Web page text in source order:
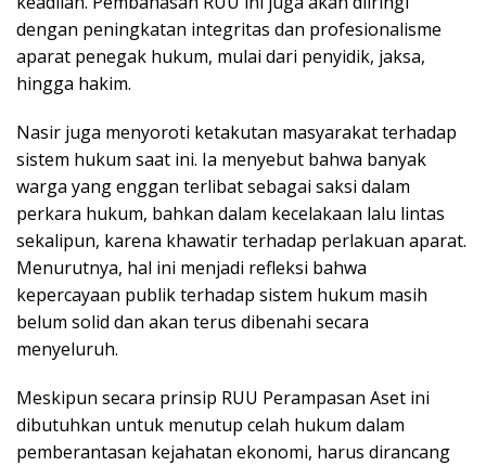
dengan peningkatan integritas dan profesionalisme
aparat penegak hukum, mulai dari penyidik, jaksa,
hingga hakim.
Nasir juga menyoroti ketakutan masyarakat terhadap
sistem hukum saat ini. Ia menyebut bahwa banyak
warga yang enggan terlibat sebagai saksi dalam
perkara hukum, bahkan dalam kecelakaan lalu lintas
sekalipun, karena khawatir terhadap perlakuan aparat.
Menurutnya, hal ini menjadi refleksi bahwa
kepercayaan publik terhadap sistem hukum masih
belum solid dan akan terus dibenahi secara
menyeluruh.
Meskipun secara prinsip RUU Perampasan Aset ini
dibutuhkan untuk menutup celah hukum dalam
pemberantasan kejahatan ekonomi, harus dirancang